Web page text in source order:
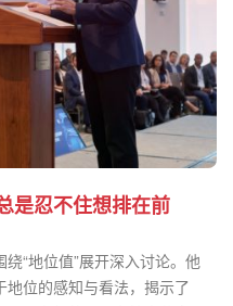
是忍不住想排在前
“地位值”展开深入讨论。他
位的感知与看法，揭示了